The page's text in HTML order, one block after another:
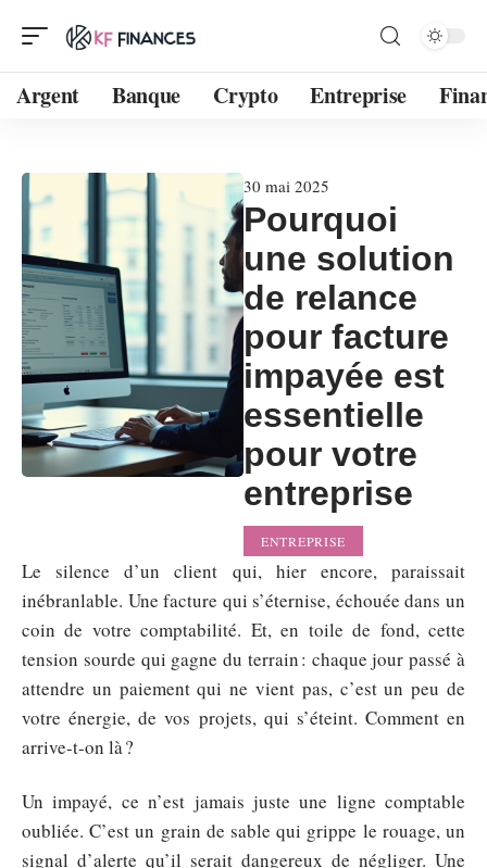
Argent Banque Crypto Entreprise
30 mai 2025
Pourquoi
une solution
de relance
pour facture
impayée est
essentielle
pour votre
entreprise
ENTREPRISE
Le silence d’un client qui, hier encore, paraissait
inébranlable. Une facture qui s’éternise, échouée dans un
coin de votre comptabilité. Et, en toile de fond, cette
tension sourde qui gagne du terrain : chaque jour passé à
attendre un paiement qui ne vient pas, c’est un peu de
votre énergie, de vos projets, qui s’éteint. Comment en
arrive-t-on là ?
Un impayé, ce n’est jamais juste une ligne comptable
oubliée. C’est un grain de sable qui grippe le rouage, un
signal d’alerte qu’il serait dangereux de négliger. Une